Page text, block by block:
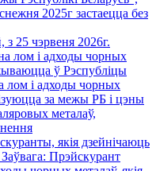
2025г застаецца без
з 25 чэрвеня 2026г.
лом і адходы чорных
ў Рэспубліцы
лом і адходы чорных
за межы РБ і цэны
металаў,
якія дзейнічаюць
Прэйскурант